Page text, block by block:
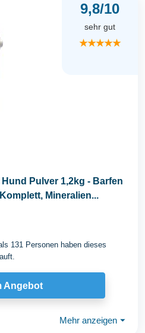
9,8/10
sehr gut
★★★★★
Pulver 1,2kg - Barfen
Mineralien...
131 Personen haben dieses
Angebot
Mehr anzeigen ⏷